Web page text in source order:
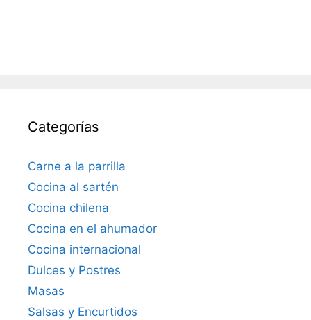
Categorías
Carne a la parrilla
Cocina al sartén
Cocina chilena
Cocina en el ahumador
Cocina internacional
Dulces y Postres
Masas
Salsas y Encurtidos